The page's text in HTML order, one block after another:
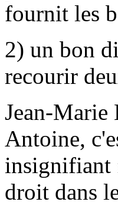
fournit les
2) un bon
recourir
Jean-Marie
Antoine,
insignifiant
droit dans